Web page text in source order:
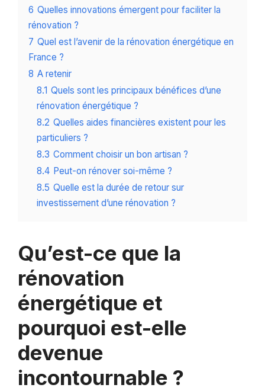
6 Quelles innovations émergent pour faciliter la
rénovation ?
7 Quel est l’avenir de la rénovation énergétique en
France ?
8 A retenir
8.1 Quels sont les principaux bénéfices d’une
rénovation énergétique ?
8.2 Quelles aides financières existent pour les
particuliers ?
8.3 Comment choisir un bon artisan ?
8.4 Peut-on rénover soi-même ?
8.5 Quelle est la durée de retour sur
investissement d’une rénovation ?
Qu’est-ce que la
rénovation
énergétique et
pourquoi est-elle
devenue
incontournable ?